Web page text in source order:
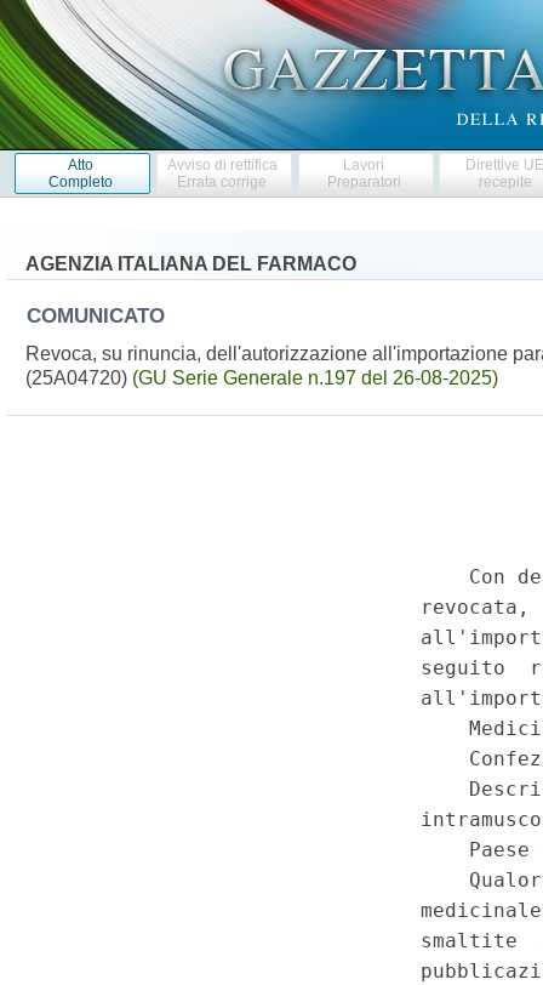
Atto
Completo
Avviso di rettifica
Errata corrige
Lavori
Preparatori
Direttive
recepite
AGENZIA ITALIANA DEL FARMACO
COMUNICATO
Revoca, su rinuncia, dell'autorizzazione all'importazione
(25A04720) (GU Serie Generale n.197 del 26-08-2025)